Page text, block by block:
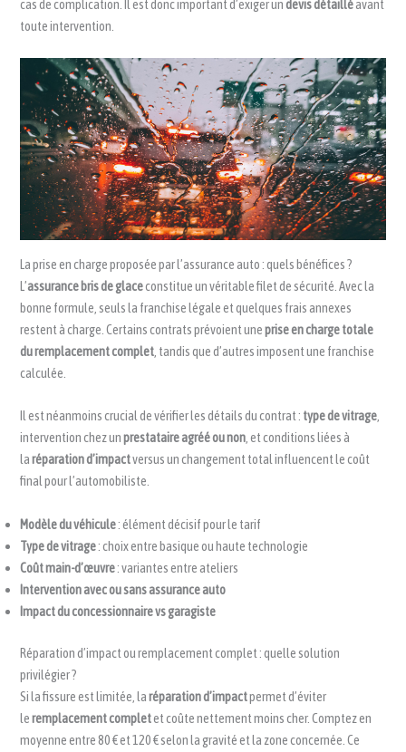
cas de complication. Il est donc important d’exiger undevis détailléavant
toute intervention.
La prise en charge proposée par l’assurance auto : quels bénéfices ?
L’assurance bris de glaceconstitue un véritable filet de sécurité. Avec la
bonne formule, seuls la franchise légale et quelques frais annexes
restent à charge. Certains contrats prévoient uneprise en charge totale
du remplacement complet , tandis que d’autres imposent une franchise
calculée.
Il est néanmoins crucial de vérifier les détails du contrat : type de vitrage,
intervention chez unprestataire agréé ou non, et conditions liées à
laréparation d’impactversus un changement total influencent le coût
final pour l’automobiliste.
Modèle du véhicule: élément décisif pour le tarif
Type de vitrage: choix entre basique ou haute technologie
Coût main-d’œuvre: variantes entre ateliers
Intervention avec ou sans assurance auto
Impact du concessionnaire vs garagiste
Réparation d’impact ou remplacement complet : quelle solution
privilégier ?
Si la fissure est limitée, laréparation d’impactpermet d’éviter
leremplacement completet coûte nettement moins cher. Comptez en
moyenne entre 80 € et 120 € selon la gravité et la zone concernée. Ce